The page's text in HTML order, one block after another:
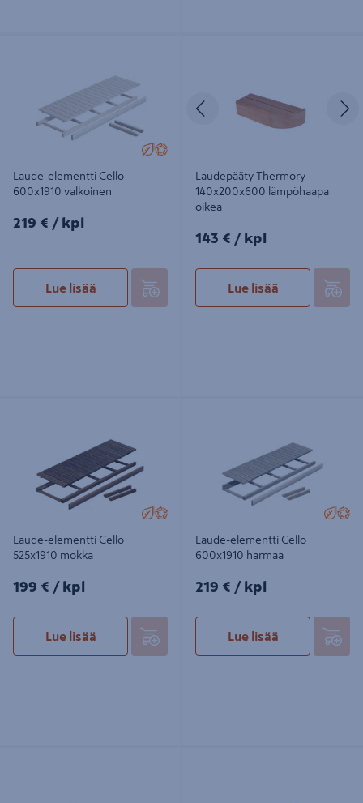
Laude-elementti Cello
600x1910 valkoinen
219€/kpl
219 € / kpl
Lue lisää
Edellinen
Laudepääty Thermory
140x200x600 lämpöhaapa
oikea
143€/kpl
143 € / kpl
Lue lisää
Laude-elementti Cello
525x1910 mokka
199€/kpl
199 € / kpl
Lue lisää
Laude-elementti Cello
600x1910 harmaa
219€/kpl
219 € / kpl
Lue lisää